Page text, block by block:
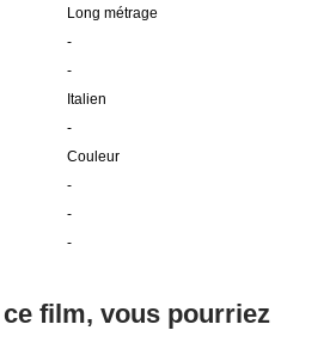
Long métrage
-
-
Italien
-
Couleur
-
-
-
film, vous pourriez